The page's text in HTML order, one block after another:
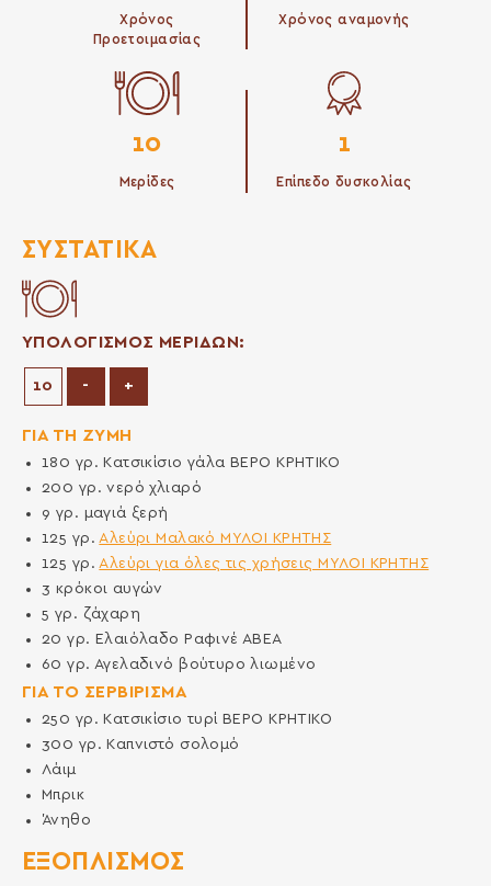
Χρόνος
Προετοιμασίας
Χρόνος αναμονής
10
Μερίδες
1
Επίπεδο δυσκολίας
ΣΥΣΤΑΤΙΚΆ
ΥΠΟΛΟΓΙΣΜΟΣ ΜΕΡΙΔΩΝ:
- Μείωση μερίδων
+Αύξηση μερίδων
ΓΙΑ ΤΗ ΖΥΜΗ
180 γρ.Κατσικίσιο γάλα ΒΕΡΟ ΚΡΗΤΙΚΟ
200 γρ.νερό χλιαρό
9 γρ. μαγιά ξερή
125 γρ. Αλεύρι Μαλακό ΜΥΛΟΙ ΚΡΗΤΗΣ
125 γρ. Αλεύρι για όλες τις χρήσεις ΜΥΛΟΙ ΚΡΗΤΗΣ
3 κρόκοι αυγών
5 γρ. ζάχαρη
20γρ. Ελαιόλαδο Ραφινέ ΑΒΕΑ
60γρ. Αγελαδινό βούτυρο λιωμένο
ΓΙΑ ΤΟ ΣΕΡΒΙΡΙΣΜΑ
250 γρ.Κατσικίσιο τυρί ΒΕΡΟ ΚΡΗΤΙΚΟ
300 γρ.Καπνιστό σολομό
Λάιμ
Μπρικ
Άνηθο
ΕΞΟΠΛΙΣΜΌΣ